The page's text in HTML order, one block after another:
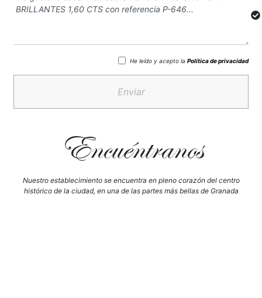
He leído y acepto la Política de privacidad
Enviar
Encuéntranos
Nuestro establecimiento se encuentra en pleno corazón del centro
histórico de la ciudad, en una de las partes más bellas de Granada